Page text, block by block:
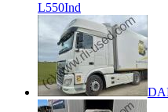
L550Ind